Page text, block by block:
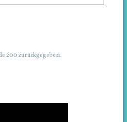
200 zurückgegeben.